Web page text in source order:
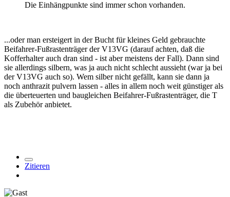
Die Einhängpunkte sind immer schon vorhanden.
...oder man ersteigert in der Bucht für kleines Geld gebrauchte
Beifahrer-Fußrastenträger der V13VG (darauf achten, daß die
Kofferhalter auch dran sind - ist aber meistens der Fall). Dann sind
sie allerdings silbern, was ja auch nicht schlecht aussieht (war ja bei
der V13VG auch so). Wem silber nicht gefällt, kann sie dann ja
noch anthrazit pulvern lassen - alles in allem noch weit günstiger als
die überteuerten und baugleichen Beifahrer-Fußrastenträger, die T
als Zubehör anbietet.
Zitieren